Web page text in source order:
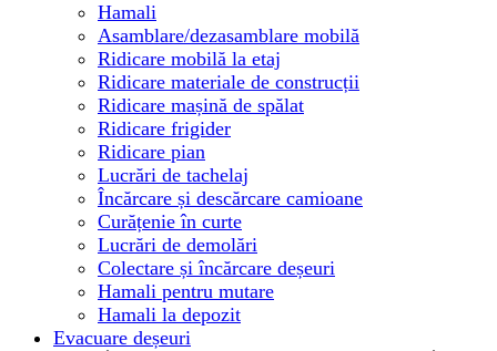
Hamali
Asamblare/dezasamblare mobilă
Ridicare mobilă la etaj
Ridicare materiale de construcții
Ridicare mașină de spălat
Ridicare frigider
Ridicare pian
Lucrări de tachelaj
Încărcare și descărcare camioane
Curățenie în curte
Lucrări de demolări
Colectare și încărcare deșeuri
Hamali pentru mutare
Hamali la depozit
Evacuare deșeuri